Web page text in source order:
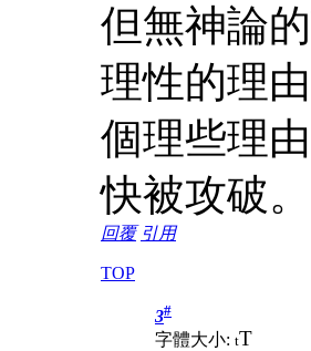
但無神論
理性的理
個理些理
快被攻破。
回覆 引用
TOP
3#
字體大小: tT